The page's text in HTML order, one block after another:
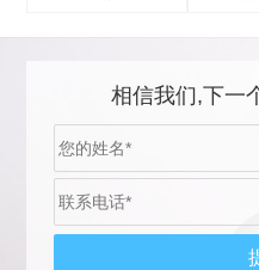
相信我们,下一